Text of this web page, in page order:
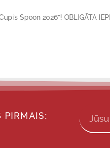
Spoon 2026”! OBLIGĀTA
PIRMAIS: